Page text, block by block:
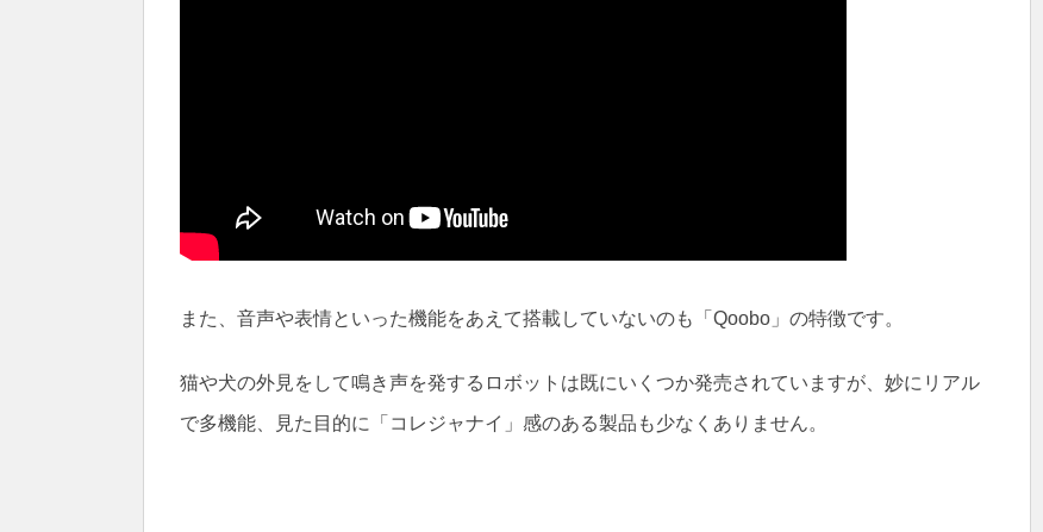
また、音声や表情といった機能をあえて搭載していないのも「Qoobo」の特徴です。
猫や犬の外見をして鳴き声を発するロボットは既にいくつか発売されていますが、妙にリアル
で多機能、見た目的に「コレジャナイ」感のある製品も少なくありません。